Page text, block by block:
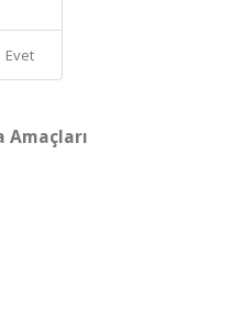
Evet
Amaçları